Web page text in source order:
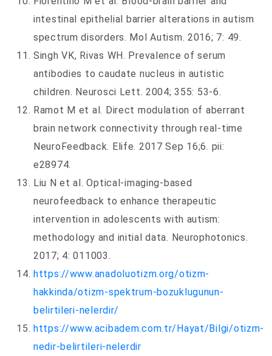
intestinal epithelial barrier alterations in autism
spectrum disorders. Mol Autism. 2016; 7: 49.
Singh VK, Rivas WH. Prevalence of serum
antibodies to caudate nucleus in autistic
children. Neurosci Lett. 2004; 355: 53-6.
Ramot M et al. Direct modulation of aberrant
brain network connectivity through real-time
NeuroFeedback. Elife. 2017 Sep 16;6. pii:
e28974.
Liu N et al. Optical-imaging-based
neurofeedback to enhance therapeutic
intervention in adolescents with autism:
methodology and initial data. Neurophotonics.
2017; 4: 011003.
https://www.anadoluotizm.org/otizm-
hakkinda/otizm-spektrum-bozuklugunun-
belirtileri-nelerdir/
https://www.acibadem.com.tr/Hayat/Bilgi/otizm-
nedir-belirtileri-nelerdir